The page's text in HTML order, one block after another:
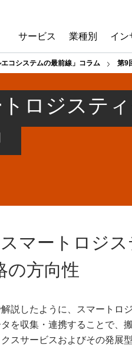
サービス 業種別 イン
エコシステムの最前線」コラム 第9
ロジステ
マートロジ
の方向性
解説したように、スマートロ
を収集・連携することで、
スサービスおよびその発展